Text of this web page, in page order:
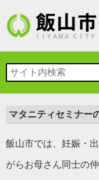
マタニティセミナー
飯山市では、妊娠・
がらお母さん同士の